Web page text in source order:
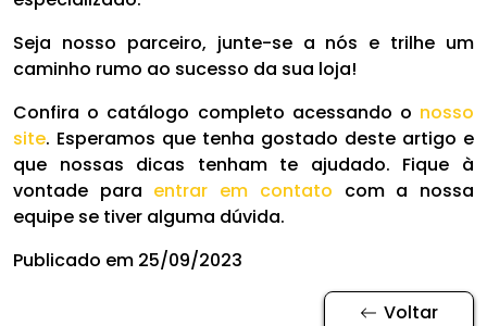
Seja nosso parceiro, junte-se a nós e trilhe um
caminho rumo ao sucesso da sua loja!
Confira o catálogo completo acessando o nosso
site. Esperamos que tenha gostado deste artigo e
que nossas dicas tenham te ajudado. Fique à
vontade para entrar em contato com a nossa
equipe se tiver alguma dúvida.
Publicado em 25/09/2023
Voltar